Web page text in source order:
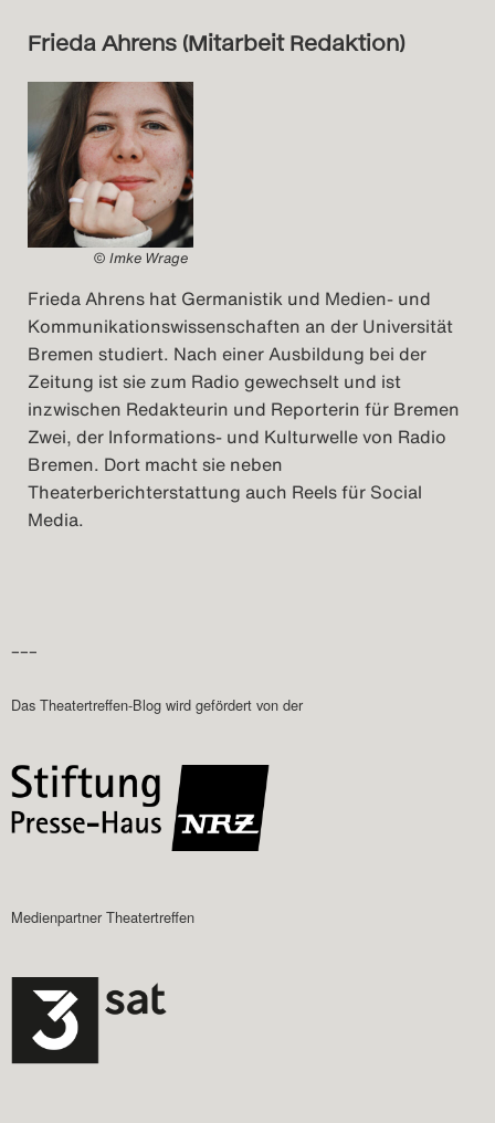
Frieda Ahrens (Mitarbeit Redaktion)
© Imke Wrage
Frieda Ahrens hat Germanistik und Medien- und
Kommunikationswissenschaften an der Universität
Bremen studiert. Nach einer Ausbildung bei der
Zeitung ist sie zum Radio gewechselt und ist
inzwischen Redakteurin und Reporterin für Bremen
Zwei, der Informations- und Kulturwelle von Radio
Bremen. Dort macht sie neben
Theaterberichterstattung auch Reels für Social
Media.
–––
Das Theatertreffen-Blog wird gefördert von der
Medienpartner Theatertreffen